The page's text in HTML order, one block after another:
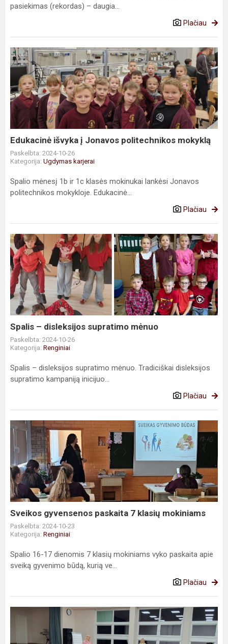
pasiekimas (rekordas) – daugia...
Plačiau
Edukacinė
išvyka
Jonavos
politechnikos
mokyklą
Edukacinė išvyka į Jonavos politechnikos mokyklą
Paskelbta: 2024-10-26
Kategorija: Ugdymas karjerai
Spalio mėnesį 1b ir 1c klasės mokinukai lankėsi Jonavos
politechnikos mokykloje. Edukacinė...
Plačiau
Spalis
–
disleksijos
supratimo
mėnuo
Spalis – disleksijos supratimo mėnuo
Paskelbta: 2024-10-26
Kategorija: Renginiai
Spalis – disleksijos supratimo mėnuo. Tradiciškai disleksijos
supratimo kampaniją inicijuo...
Plačiau
Sveikos
gyvensenos
paskaita
7
klasių
mokiniams
Sveikos gyvensenos paskaita 7 klasių mokiniams
Paskelbta: 2024-10-23
Kategorija: Renginiai
Spalio 16-17 dienomis 7 klasių mokiniams vyko paskaita apie
sveiką gyvenimo būdą, kurią ve...
Plačiau
susirinkimas